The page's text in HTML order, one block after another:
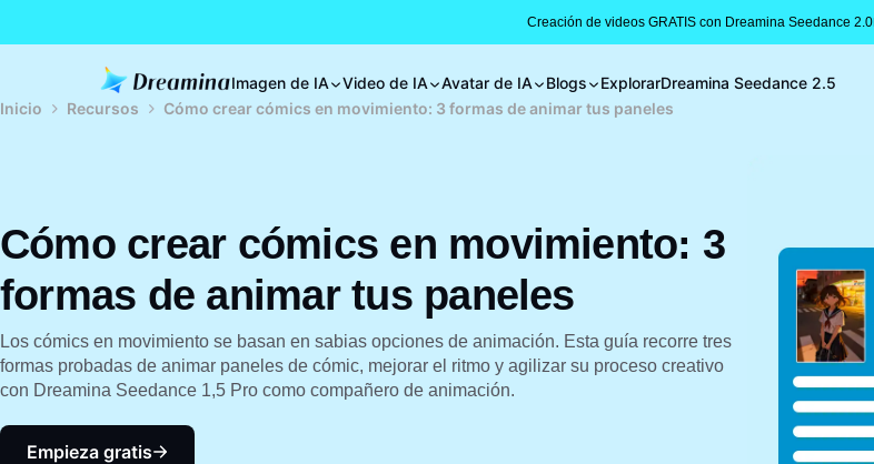
Creación de videos GRATIS con Dreamina Seedance 2.0
Imagen de IA Video de IA Avatar de IA Blogs ExplorarDreamina Seedance 2.5
Inicio
Recursos Cómo crear cómics en movimiento: 3 formas de animar tus paneles
Cómo crear cómics en movimiento: 3
formas de animar tus paneles
Los cómics en movimiento se basan en sabias opciones de animación. Esta guía recorre tres
formas probadas de animar paneles de cómic, mejorar el ritmo y agilizar su proceso creativo
con Dreamina Seedance 1,5 Pro como compañero de animación.
Empieza gratis